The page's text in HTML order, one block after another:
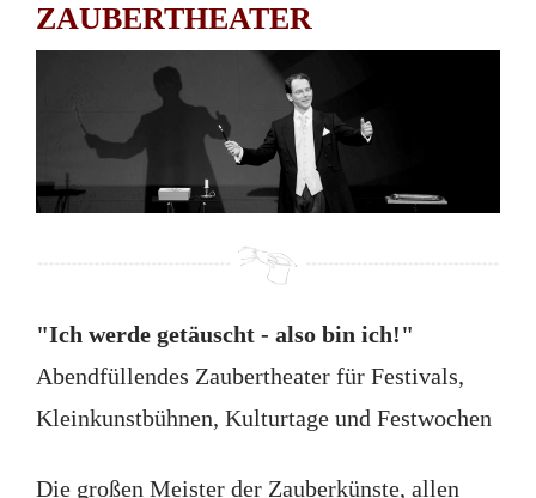
ZAUBERTHEATER
"Ich werde getäuscht - also bin ich!"
Abendfüllendes Zaubertheater für Festivals,
Kleinkunstbühnen, Kulturtage und Festwochen
Die großen Meister der Zauberkünste, allen